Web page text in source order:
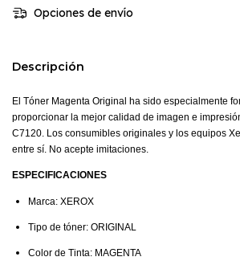
Opciones de envío
Descripción
El Tóner Magenta Original ha sido especialmente
proporcionar la mejor calidad de imagen e
C7120. Los consumibles originales y los equipos
entre sí. No acepte imitaciones.
ESPECIFICACIONES
Marca: XEROX
Tipo de tóner: ORIGINAL
Color de Tinta: MAGENTA